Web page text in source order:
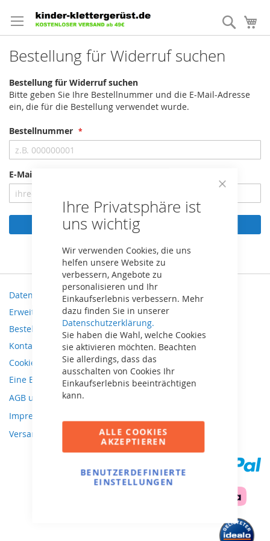
Cookie
Ihre Privatsphäre ist
uns wichtig
Wir verwenden Cookies, die uns
helfen unsere Website zu
verbessern, Angebote zu
personalisieren und Ihr
Einkaufserlebnis verbessern. Mehr
dazu finden Sie in unserer
Datenschutzerklärung.
Sie haben die Wahl, welche Cookies
sie aktivieren möchten. Beachten
Sie allerdings, dass das
ausschalten von Cookies Ihr
Einkaufserlebnis beeinträchtigen
kann.
ALLE COOKIES
AKZEPTIEREN
BENUTZERDEFINIERTE
EINSTELLUNGEN
zum
Inhalt
Suche
Bestellung für Widerruf suchen
Bestellung für Widerruf suchen
Bitte geben Sie Ihre Bestellnummer und die E-Mail-Adresse
ein, die für die Bestellung verwendet wurde.
Bestellnummer
E-Mail-Adresse
Bestellung suchen
Datenschutz und Cookie-Richtlinien
Erweiterte Suche
Bestellungen und Rücksendungen
Kontaktieren Sie uns
Cookie Einstellungen
Eine Bestellung widerrufen
AGB und Widerrufsbelehrung
Impressum
Versandkosten